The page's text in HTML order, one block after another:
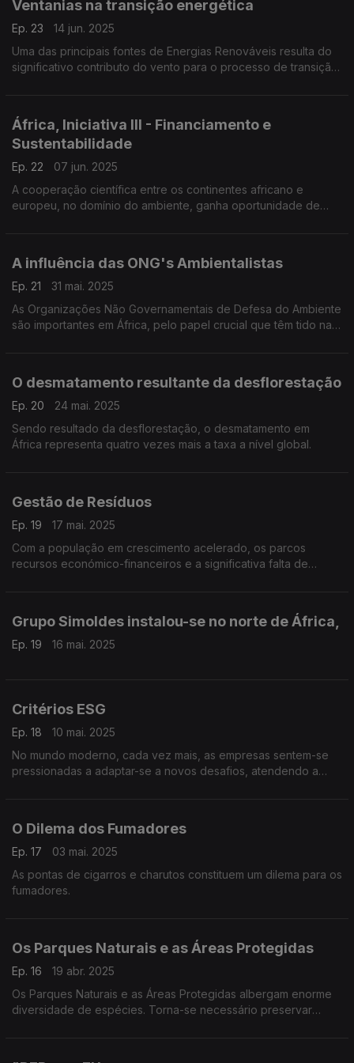
Ventanias na transição energética
Ep. 23
14 jun. 2025
Uma das principais fontes de Energias Renováveis resulta do
significativo contributo do vento para o processo de transição
África, Iniciativa III - Financiamento e
Sustentabilidade
Ep. 22
07 jun. 2025
A cooperação científica entre os continentes africano e
europeu, no domínio do ambiente, ganha oportunidade de
A influência das ONG's Ambientalistas
Ep. 21
31 mai. 2025
As Organizações Não Governamentais de Defesa do Ambiente
são importantes em África, pelo papel crucial que têm tido na
O desmatamento resultante da desflorestação
Ep. 20
24 mai. 2025
Sendo resultado da desflorestação, o desmatamento em
África representa quatro vezes mais a taxa a nível global.
Gestão de Resíduos
Ep. 19
17 mai. 2025
Com a população em crescimento acelerado, os parcos
recursos económico-financeiros e a significativa falta de
Grupo Simoldes instalou-se no norte de África,
Ep. 19 16 mai. 2025
Critérios ESG
Ep. 18
10 mai. 2025
No mundo moderno, cada vez mais, as empresas sentem-se
pressionadas a adaptar-se a novos desafios, atendendo a
O Dilema dos Fumadores
Ep. 17
03 mai. 2025
As pontas de cigarros e charutos constituem um dilema para os
fumadores.
Os Parques Naturais e as Áreas Protegidas
Ep. 16
19 abr. 2025
Os Parques Naturais e as Áreas Protegidas albergam enorme
diversidade de espécies. Torna-se necessário preservar